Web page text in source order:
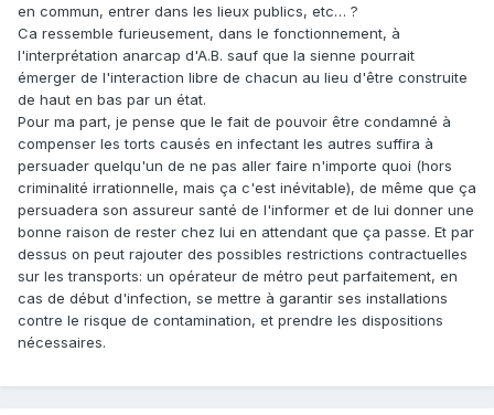
en commun, entrer dans les lieux publics, etc… ?
Ca ressemble furieusement, dans le fonctionnement, à
l'interprétation anarcap d'A.B. sauf que la sienne pourrait
émerger de l'interaction libre de chacun au lieu d'être construite
de haut en bas par un état.
Pour ma part, je pense que le fait de pouvoir être condamné à
compenser les torts causés en infectant les autres suffira à
persuader quelqu'un de ne pas aller faire n'importe quoi (hors
criminalité irrationnelle, mais ça c'est inévitable), de même que ça
persuadera son assureur santé de l'informer et de lui donner une
bonne raison de rester chez lui en attendant que ça passe. Et par
dessus on peut rajouter des possibles restrictions contractuelles
sur les transports: un opérateur de métro peut parfaitement, en
cas de début d'infection, se mettre à garantir ses installations
contre le risque de contamination, et prendre les dispositions
nécessaires.